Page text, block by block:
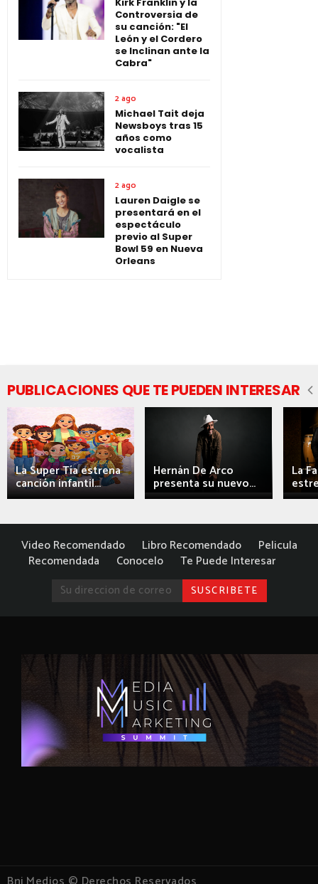
Controversia de
su canción: "El
León y el Cordero
se Inclinan ante la
Cabra"
2 ago
Michael Tait deja
Newsboys tras 15
años como
vocalista
2 ago
Lauren Daigle se
presentará en el
espectáculo
previo al Super
Bowl 59 en Nueva
Orleans
PUBLICACIONES QUE TE PUEDEN INTERESAR
La Super Tía estrena
canción infantil...
Hernán De Arco
presenta su nuevo...
La
Video Recomendado Libro Recomendado
Pelicula
Recomendada
Conocelo Te Puede Interesar